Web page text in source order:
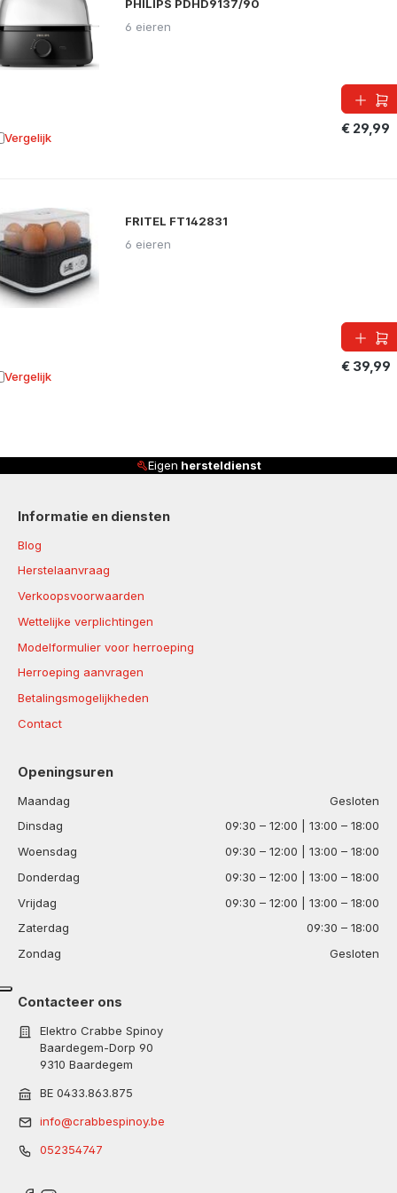
PHILIPS PDHD9137/90
6 eieren
€ 29,99
Vergelijk aan vergelijking
FRITEL FT142831
6 eieren
€ 39,99
Vergelijk aan vergelijking
Eigen hersteldienst
Informatie en diensten
Blog
Herstelaanvraag
Verkoopsvoorwaarden
Wettelijke verplichtingen
Modelformulier voor herroeping
Herroeping aanvragen
Betalingsmogelijkheden
Contact
Openingsuren
Maandag
Gesloten
Dinsdag
09:30 – 12:00 | 13:00 – 18:00
Woensdag
09:30 – 12:00 | 13:00 – 18:00
Donderdag
09:30 – 12:00 | 13:00 – 18:00
Vrijdag
09:30 – 12:00 | 13:00 – 18:00
Zaterdag
09:30 – 18:00
Zondag
Gesloten
Contacteer ons
Elektro Crabbe Spinoy
Baardegem-Dorp 90
9310 Baardegem
BE 0433.863.875
info@crabbespinoy.be
052354747